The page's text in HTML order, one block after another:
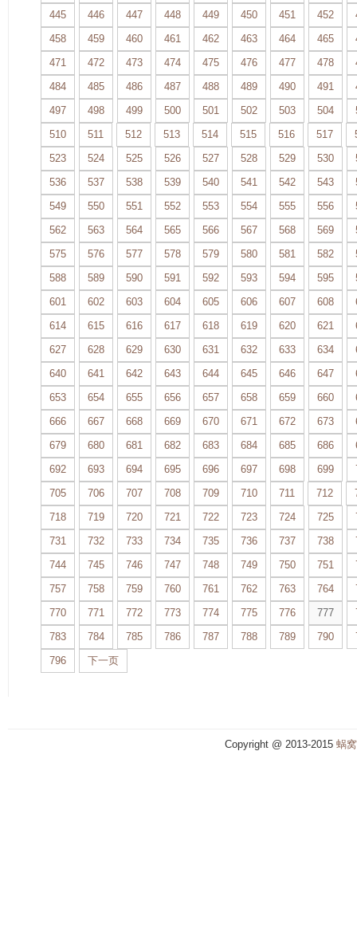
445
446 447 448 449 450 451 452
458
459 460 461 462 463 464 465
471
472 473 474 475 476 477 478
484
485 486 487 488 489 490 491
497
498 499 500 501 502 503 504
510
511 512 513 514 515 516 517
523
524 525 526 527 528 529 530
536
537 538 539 540 541 542 543
549
550 551 552 553 554 555 556
562
563 564 565 566 567 568 569
575
576 577 578 579 580 581 582
588
589 590 591 592 593 594 595
601
602 603 604 605 606 607 608
614
615 616 617 618 619 620 621
627
628 629 630 631 632 633 634
640
641 642 643 644 645 646 647
653
654 655 656 657 658 659 660
666
667 668 669 670 671 672 673
679
680 681 682 683 684 685 686
692
693 694 695 696 697 698 699
705
706 707 708 709 710 711 712
718
719 720 721 722 723 724 725
731
732 733 734 735 736 737 738
744
745 746 747 748 749 750 751
757
758 759 760 761 762 763 764
770
771 772 773 774 775 776 777
783
784 785 786 787 788 789 790
796
下一页
Copyright @ 2013-2015 蜗